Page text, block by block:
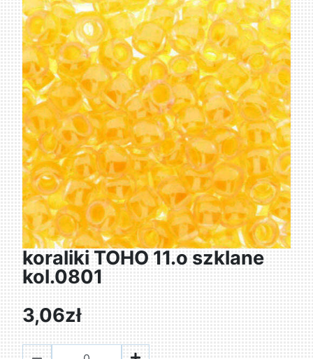
koraliki TOHO 11.o szklane
kol.0801
3,06zł